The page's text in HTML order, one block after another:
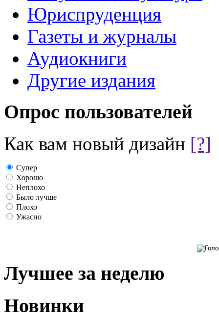
Юриспруденция
Газеты и журналы
Аудиокниги
Другие издания
Опрос пользователей
Как вам новый дизайн [?]
Супер
Хорошо
Неплохо
Было лучше
Плохо
Ужасно
Лучшее за неделю
Новинки